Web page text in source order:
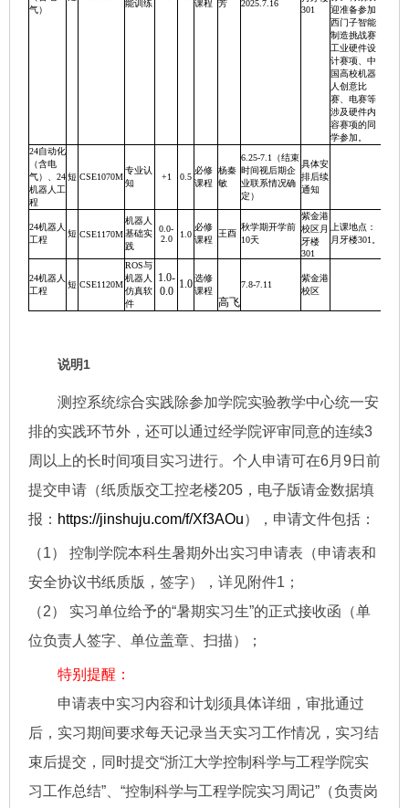
气）
能训练
课程 芳
2025.7.16
301
迎准备参加
西门子智能
制造挑战赛
工业硬件设
计赛项、中
国高校机器
人创意比
赛、电赛等
涉及硬件内
容赛项的同
学参加。
24自动化
（含电
气）、24
机器人工
程
短 CSE1070M
专业认
知
+1 0.5
必修
课程
杨秦
敏
6.25-7.1（结束
时间视后期企
业联系情况确
定）
具体安
排后续
通知
24机器人
工程
短 CSE1170M
机器人
基础实
践
0.0-
2.0
1.0
必修
课程
王酉
秋学期开学前
10天
紫金港
校区月
牙楼
301
上课地点：
月牙楼301。
24机器人
工程
短 CSE1120M
ROS与
机器人
仿真软
件
1.0-
0.0
1.0选修
课程
高飞
7.8-7.11
紫金港
校区
说明1
测控系统综合实践除参加学院实验教学中心统一安
排的实践环节外，还可以通过经学院评审同意的连续3
周以上的长时间项目实习进行。个人申请可在6月 9 日前
提交申请 （纸质版交工控老楼205，电子版请金数据填
报： https://jinshuju.com/f/Xf3AOu），申请文件包括：
（1） 控制学院本科生暑期外出实习申请表（申请表和
安全协议书纸质版，签字），详见附件1；
（2） 实习单位给予的“暑期实习生”的正式接收函（单
位负责人签字、单位盖章、扫描）；
特别提醒：
申请表中实习内容和计划须具体详细，审批通过
后，实习期间要求每天记录当天实习工作情况，实习结
束后提交，同时提交“浙江大学控制科学与工程学院实
习工作总结”、“控制科学与工程学院实习周记”（负责岗